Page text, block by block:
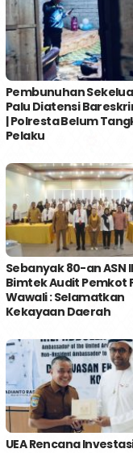
Pembunuhan
Palu Diatensi
| Polresta Belum
Pelaku
Sebanyak 80-an ASN
Bimtek Audit Pemkot
Wawali : Selamatkan
Kekayaan Daerah
UEA Rencana